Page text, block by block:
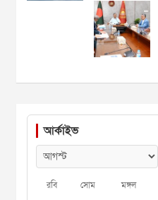
আর্কাইভ
রবি সোম মঙ্গল